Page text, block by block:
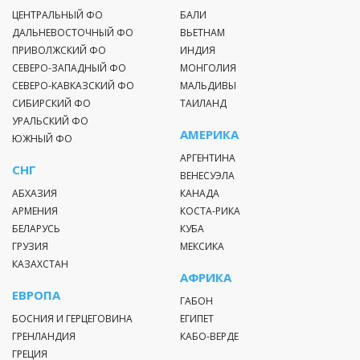
характерны ветры, скорость которых может достигать 40
м/сек. Зимы малоснежные, относительно теплые. Средняя
температура января на равнине составляет -5
побережье до +6оС. Лето жаркое. Средняя температура
июля +22оС.
Особенности отдыха в Краснодарском крае
Летом побережье Черного и Азовского морей пользуется
популярностью у туристов из России и СНГ. Здесь много
курортных городов и поселков. И в каждом из них вы
найдете подходящую гостиницу, базу отдыха, гостевой дом
или палаточный городок. Скучать на отдыхе не придется: на
набережных полно кафе и ресторанов, аттракционов.
Можно пойти в аквапарк, парк аттракционов, ботанический
сад.
Для отдыхающих организованы:
ЦЕНТРАЛЬНЫЙ ФО
ДАЛЬНЕВОСТОЧНЫЙ ФО
ПРИВОЛЖСКИЙ ФО
СЕВЕРО-ЗАПАДНЫЙ ФО
СЕВЕРО-КАВКАЗСКИЙ ФО
СИБИРСКИЙ ФО
УРАЛЬСКИЙ ФО
ЮЖНЫЙ ФО
СНГ
АБХАЗИЯ
АРМЕНИЯ
БЕЛАРУСЬ
ГРУЗИЯ
КАЗАХСТАН
ЕВРОПА
БОСНИЯ И ГЕРЦЕГОВИНА
ГРЕНЛАНДИЯ
ГРЕЦИЯ
БАЛИ
ВЬЕТНАМ
ИНДИЯ
МОНГОЛИЯ
МАЛЬДИВЫ
ТАИЛАНД
АМЕРИКА
АРГЕНТИНА
ВЕНЕСУЭЛА
КАНАДА
КОСТА-РИКА
КУБА
МЕКСИКА
АФРИКА
ГАБОН
ЕГИПЕТ
КАБО-ВЕРДЕ